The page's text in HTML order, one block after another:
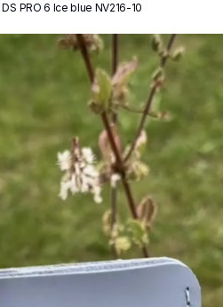
PRO 6 Ice blue NV216-10